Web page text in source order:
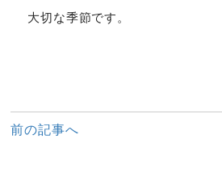
大切な季節です。
前
前の記事へ